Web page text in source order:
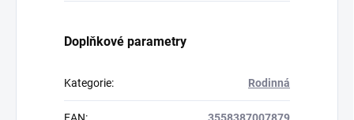
Doplňkové parametry
Kategorie: Rodinná